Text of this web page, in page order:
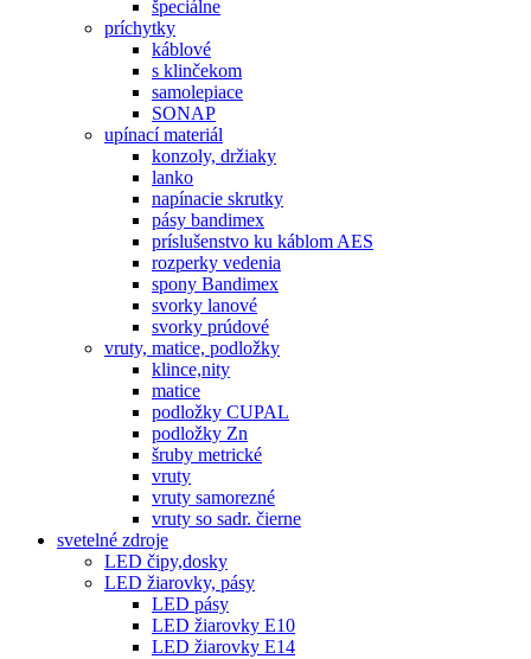
špeciálne
príchytky
káblové
s klinčekom
samolepiace
SONAP
upínací materiál
konzoly, držiaky
lanko
napínacie skrutky
pásy bandimex
príslušenstvo ku káblom AES
rozperky vedenia
spony Bandimex
svorky lanové
svorky prúdové
vruty, matice, podložky
klince,nity
matice
podložky CUPAL
podložky Zn
šruby metrické
vruty
vruty samorezné
vruty so sadr. čierne
svetelné zdroje
LED čipy,dosky
LED žiarovky, pásy
LED pásy
LED žiarovky E10
LED žiarovky E14